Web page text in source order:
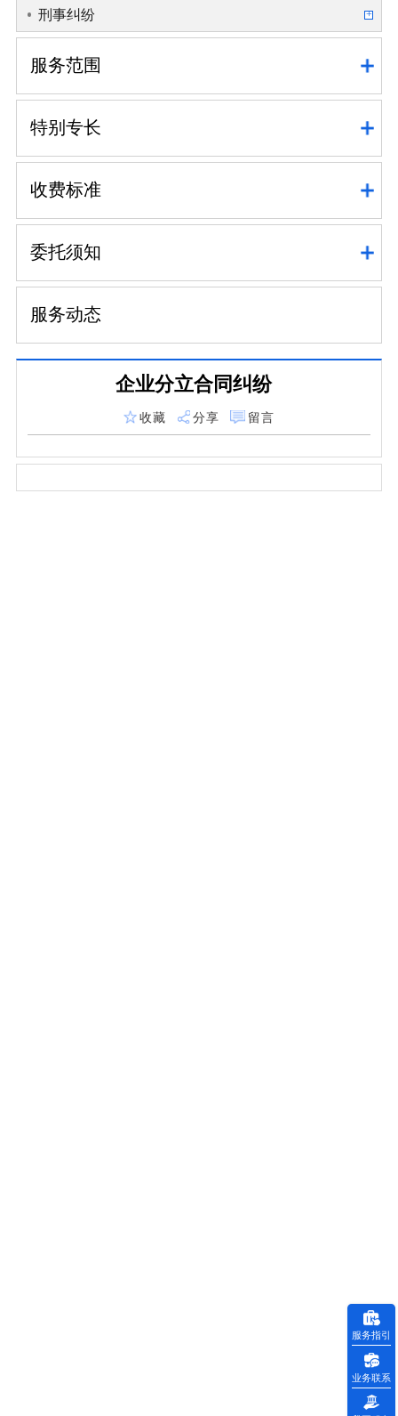
刑事纠纷
服务范围
特别专长
收费标准
委托须知
服务动态
企业分立合同纠纷
收藏 分享 留言
服务指引
业务联系